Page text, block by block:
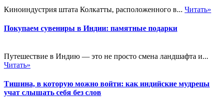
Киноиндустрия штата Колкатты, расположенного в... Читать»
Покупаем сувениры в Индии: памятные подарки
Путешествие в Индию — это не просто смена ландшафта и...
Читать»
Тишина, в которую можно войти: как индийские мудрецы
учат слышать себя без слов